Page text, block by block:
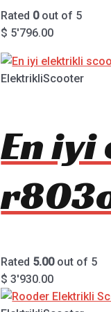
Rated 0out of 5
$ 5'796.00
ElektrikliScooter
En
Rated 5.00out of 5
$ 3'930.00